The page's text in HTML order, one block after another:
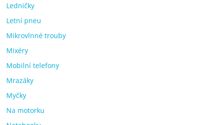
Ledničky
Letní pneu
Mikrovlnné trouby
Mixéry
Mobilní telefony
Mrazáky
Myčky
Na motorku